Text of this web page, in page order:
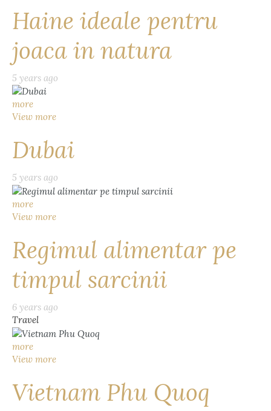
Haine ideale pentru
joaca in natura
5 years ago
more
View more
Dubai
5 years ago
more
View more
Regimul alimentar pe
timpul sarcinii
6 years ago
Travel
more
View more
Vietnam Phu Quoq